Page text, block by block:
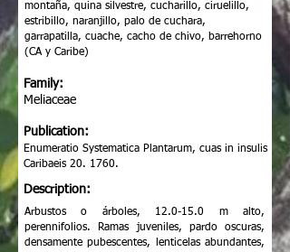
montaña, quina silvestre, cucharillo, ciruelillo,
estribillo, naranjillo, palo de cuchara,
garrapatilla, cuache, cacho de chivo, barrehorno
(CA y Caribe)
Family:
Meliaceae
Publication:
Enumeratio Systematica Plantarum, cuas in insulis
Caribaeis 20. 1760.
Description:
Arbustos o árboles, 12.0-15.0 m alto,
perennifolios. Ramas juveniles, pardo oscuras,
densamente pubescentes, lenticelas abundantes,